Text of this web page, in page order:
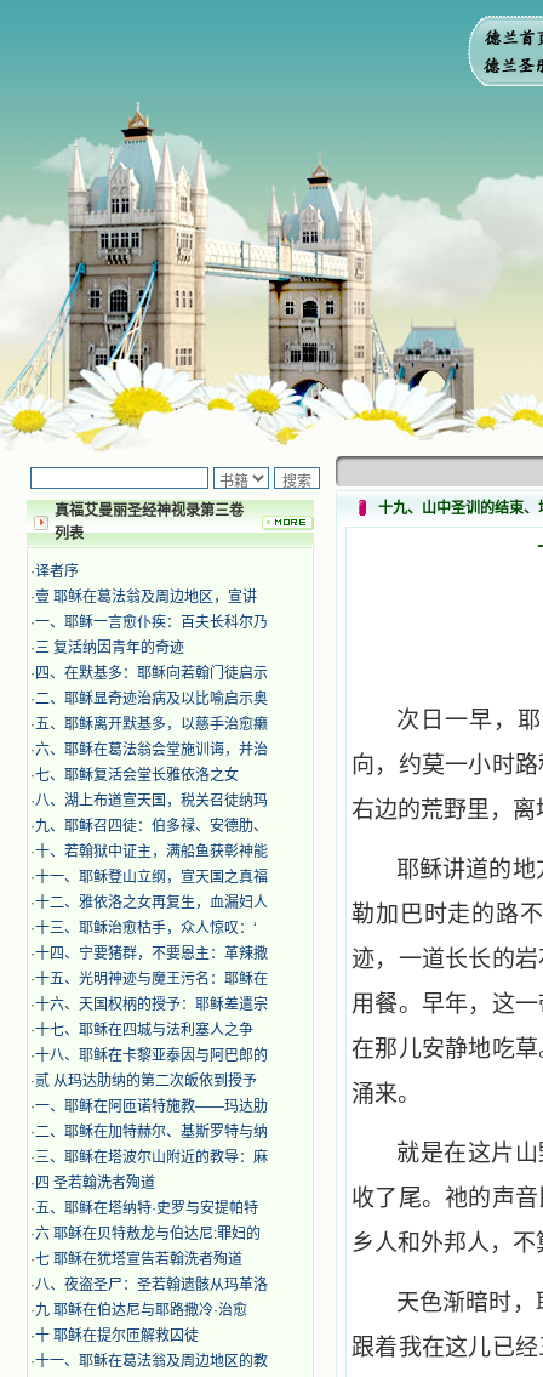
真福艾曼丽圣经神视录第三卷
列表
·译者序
·壹 耶稣在葛法翁及周边地区，宣讲
·一、耶稣一言愈仆疾：百夫长科尔乃
·三 复活纳因青年的奇迹
· 四、在默基多：耶稣向若翰门徒启示
·二、耶稣显奇迹治病及以比喻启示奥
·五、耶稣离开默基多，以慈手治愈癞
·六、耶稣在葛法翁会堂施训诲，并治
·七、耶稣复活会堂长雅依洛之女
·八、湖上布道宣天国，税关召徒纳玛
·九、耶稣召四徒：伯多禄、安德肋、
·十、若翰狱中证主，满船鱼获彰神能
·十一、耶稣登山立纲，宣天国之真福
·十二、雅依洛之女再复生，血漏妇人
·十三、耶稣治愈枯手，众人惊叹：‘
·十四、宁要猪群，不要恩主：革辣撒
·十五、光明神迹与魔王污名：耶稣在
·十六、天国权柄的授予：耶稣差遣宗
·十七、耶稣在四城与法利塞人之争
·十八、耶稣在卡黎亚泰因与阿巴郎的
·贰 从玛达肋纳的第二次皈依到授予
·一、耶稣在阿匝诺特施教——玛达肋
·二、耶稣在加特赫尔、基斯罗特与纳
·三、耶稣在塔波尔山附近的教导：麻
· 四 圣若翰洗者殉道
·五、耶稣在塔纳特·史罗与安提帕特
·六 耶稣在贝特敖龙与伯达尼:罪妇的
·七 耶稣在犹塔宣告若翰洗者殉道
·八、夜盗圣尸：圣若翰遗骸从玛革洛
·九 耶稣在伯达尼与耶路撒冷·治愈
·十 耶稣在提尔匝解救囚徒
·十一、耶稣在葛法翁及周边地区的教
十九、山中圣训的结束
次日一早，
向，约莫一小时
右边的荒野里，
耶稣讲道的地
勒加巴时走的路
迹，一道长长的
用餐。早年，这
在那儿安静地吃
涌来。
就是在这片
收了尾。祂的声
乡人和外邦人，
天色渐暗时
跟着我在这儿已